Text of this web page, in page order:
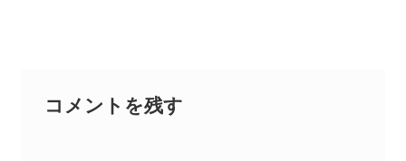
コメントを残す